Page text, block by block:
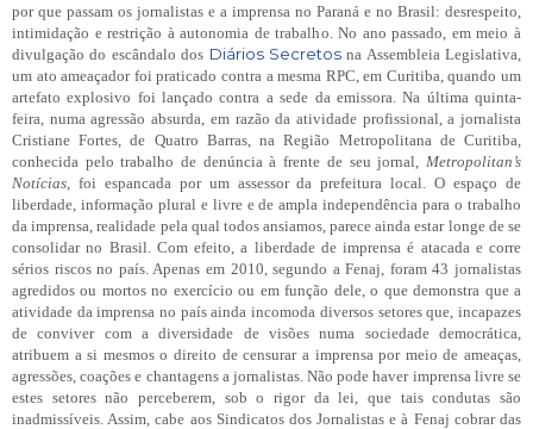
por que passam os jornalistas e a imprensa no Paraná e no Brasil: desrespeito,
intimidação e restrição à autonomia de trabalho. No ano passado, em meio à
divulgação do escândalo dos Diários Secretosna Assembleia Legislativa,
um ato ameaçador foi praticado contra a mesma RPC, em Curitiba, quando um
artefato explosivo foi lançado contra a sede da emissora. Na última quinta-
feira, numa agressão absurda, em razão da atividade profissional, a jornalista
Cristiane Fortes, de Quatro Barras, na Região Metropolitana de Curitiba,
conhecida pelo trabalho de denúncia à frente de seu jornal, Metropolitan’s
Notícias , foi espancada por um assessor da prefeitura local. O espaço de
liberdade, informação plural e livre e de ampla independência para o trabalho
da imprensa, realidade pela qual todos ansiamos, parece ainda estar longe de se
consolidar no Brasil. Com efeito, a liberdade de imprensa é atacada e corre
sérios riscos no país. Apenas em 2010, segundo a Fenaj, foram 43 jornalistas
agredidos ou mortos no exercício ou em função dele, o que demonstra que a
atividade da imprensa no país ainda incomoda diversos setores que, incapazes
de conviver com a diversidade de visões numa sociedade democrática,
atribuem a si mesmos o direito de censurar a imprensa por meio de ameaças,
agressões, coações e chantagens a jornalistas. Não pode haver imprensa livre se
estes setores não perceberem, sob o rigor da lei, que tais condutas são
inadmissíveis. Assim, cabe aos Sindicatos dos Jornalistas e à Fenaj cobrar das